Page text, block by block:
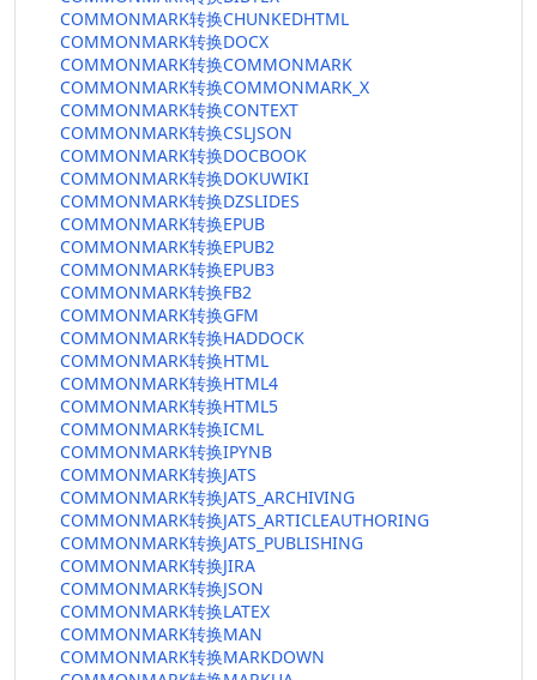
COMMONMARK转换CHUNKEDHTML
COMMONMARK转换DOCX
COMMONMARK转换COMMONMARK
COMMONMARK转换COMMONMARK_X
COMMONMARK转换CONTEXT
COMMONMARK转换CSLJSON
COMMONMARK转换DOCBOOK
COMMONMARK转换DOKUWIKI
COMMONMARK转换DZSLIDES
COMMONMARK转换EPUB
COMMONMARK转换EPUB2
COMMONMARK转换EPUB3
COMMONMARK转换FB2
COMMONMARK转换GFM
COMMONMARK转换HADDOCK
COMMONMARK转换HTML
COMMONMARK转换HTML4
COMMONMARK转换HTML5
COMMONMARK转换ICML
COMMONMARK转换IPYNB
COMMONMARK转换JATS
COMMONMARK转换JATS_ARCHIVING
COMMONMARK转换JATS_ARTICLEAUTHORING
COMMONMARK转换JATS_PUBLISHING
COMMONMARK转换JIRA
COMMONMARK转换JSON
COMMONMARK转换LATEX
COMMONMARK转换MAN
COMMONMARK转换MARKDOWN